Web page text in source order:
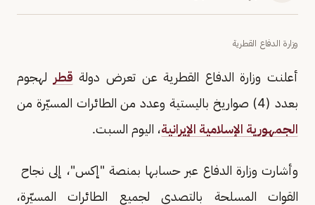
وزارة الدفاع القطرية
أعلنت وزارة الدفاع القطرية عن تعرض دولة قطر لهجوم
بعدد (4) صواريخ باليستية وعدد من الطائرات المسيّرة من
الجمهورية الإسلامية الإيرانية، اليوم السبت.
وأشارت وزارة الدفاع عبر حسابها بمنصة "إكس"، إلى نجاح
القوات المسلحة بالتصدي لجميع الطائرات المسيّرة،